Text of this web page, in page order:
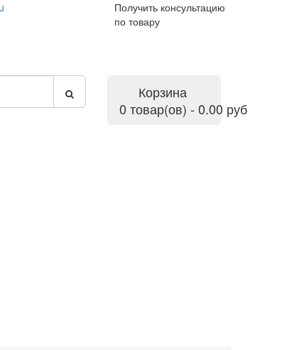
Получить консультацию
по товару
Корзина
0 товар(ов) - 0.00 руб